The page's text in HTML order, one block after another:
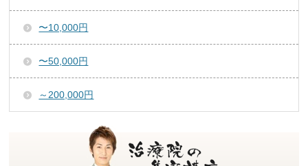
〜10,000円
〜50,000円
～200,000円